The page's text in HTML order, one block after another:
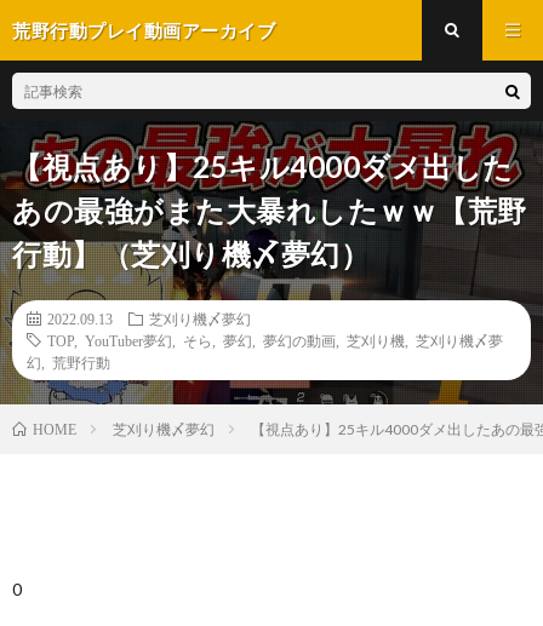
荒野行動プレイ動画アーカイブ
【視点あり】25キル4000ダメ出した
あの最強がまた大暴れしたｗｗ【荒野
行動】（芝刈り機〆夢幻）
2022.09.13
芝刈り機〆夢幻
TOP
YouTuber夢幻 そら 夢幻 夢幻の動画 芝刈り機
芝刈り機〆夢
幻
荒野行動
HOME 芝刈り機〆夢幻 【視点あり】25キル4000ダメ出したあの
0